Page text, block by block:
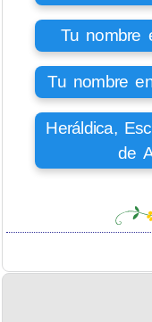
Tu nombre
Tu nombre
Heráldica,
de